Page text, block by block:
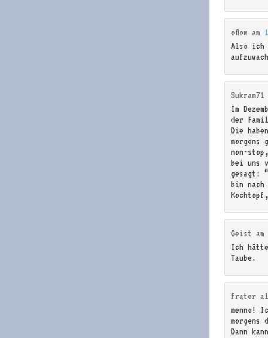
oflow am
Also ich
Sukram71
Im
der
Die
non-
bei uns
gesagt:
bin nach
Geist am
Ich
Taube.
frater
menno!
Dann